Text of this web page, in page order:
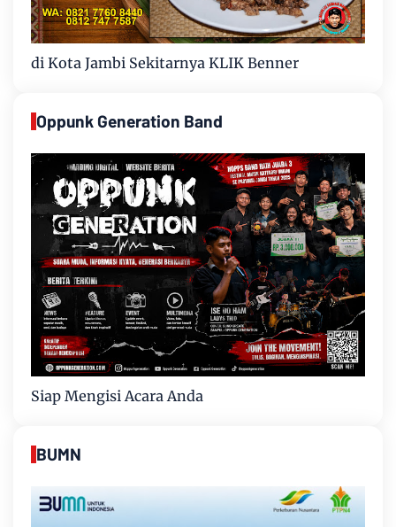
di Kota Jambi Sekitarnya KLIK Benner
Oppunk Generation Band
Siap Mengisi Acara Anda
BUMN